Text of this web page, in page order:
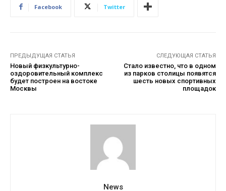
Facebook Twitter
ПРЕДЫДУЩАЯ СТАТЬЯ
Новый физкультурно-
оздоровительный комплекс
будет построен на востоке
Москвы
СЛЕДУЮЩАЯ СТАТЬЯ
Стало известно, что в одном
из парков столицы появятся
шесть новых спортивных
площадок
News